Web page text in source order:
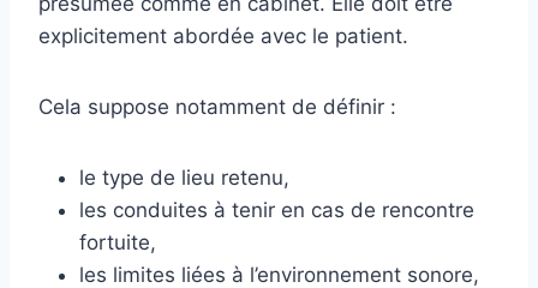
explicitement abordée avec le patient.
Cela suppose notamment de définir :
le type de lieu retenu,
les conduites à tenir en cas de rencontre
fortuite,
les limites liées à l’environnement sonore,